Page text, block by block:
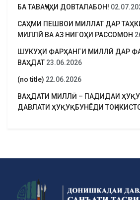
БА ТАВАҶҶУҲИ ДОВТАЛАБОН!
САҲМИ ПЕШВОИ МИЛЛАТ ДАР
МИЛЛӢ ВА АЗ НИГОҲИ РАССОМОН
ШУКУҲИ ФАРҲАНГИ МИЛЛӢ ДАР
ВАҲДАТ 23.06.2026
(no title) 22.06.2026
ВАҲДАТИ МИЛЛӢ – ПАДИДАИ
ДАВЛАТИ ҲУҚУҚБУНЁДИ